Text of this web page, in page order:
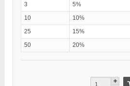
3
5%
10
10%
25
15%
50
20%